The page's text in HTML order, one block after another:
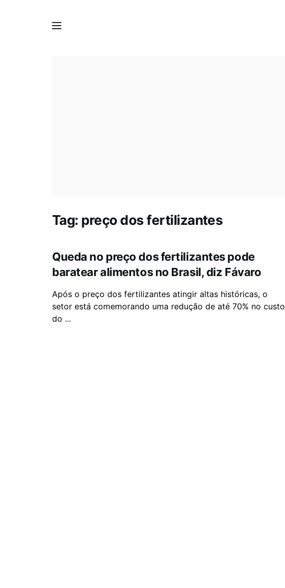
Tag: preço dos fertilizantes
Queda no preço dos fertilizantes pode
baratear alimentos no Brasil, diz Fávaro
Após o preço dos fertilizantes atingir altas históricas, o
setor está comemorando uma redução de até 70% no custo
do ...